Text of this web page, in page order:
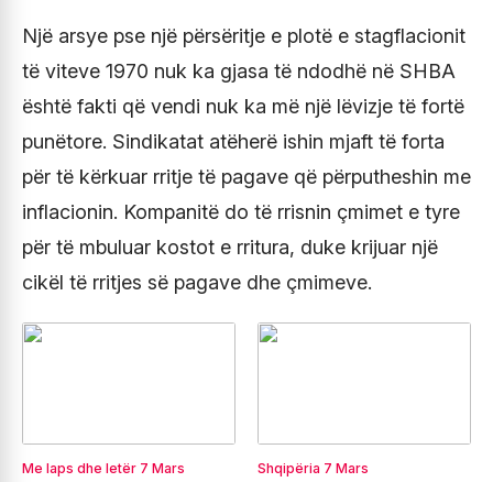
Një arsye pse një përsëritje e plotë e stagflacionit
të viteve 1970 nuk ka gjasa të ndodhë në SHBA
është fakti që vendi nuk ka më një lëvizje të fortë
punëtore. Sindikatat atëherë ishin mjaft të forta
për të kërkuar rritje të pagave që përputheshin me
inflacionin. Kompanitë do të rrisnin çmimet e tyre
për të mbuluar kostot e rritura, duke krijuar një
cikël të rritjes së pagave dhe çmimeve.
Me laps dhe letër 7 Mars Shqipëria 7 Mars